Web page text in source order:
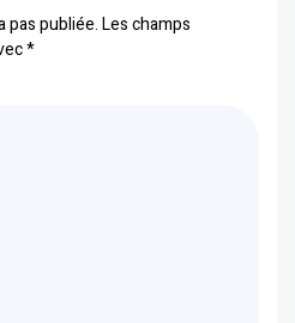
pas publiée.Les champs
*